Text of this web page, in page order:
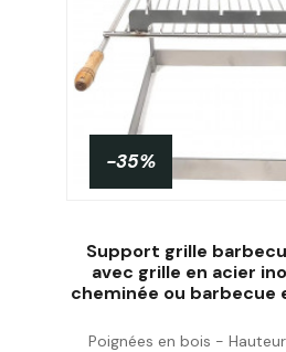
-35%
Support grille
avec grille en acier
cheminée ou barbecue
Poignées en bois -